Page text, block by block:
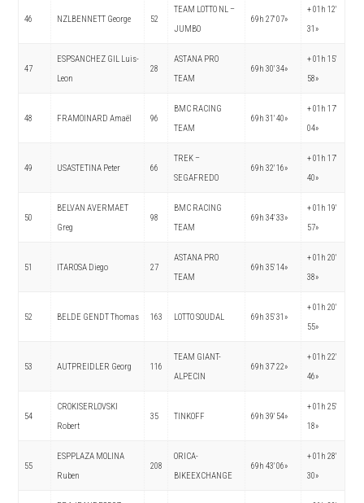
46 NZLBENNETT George 52
TEAM LOTTO NL –
JUMBO
69h 27′ 07»
+ 01h 12′
31»
47
ESPSANCHEZ GIL Luis-
Leon
28
ASTANA PRO
TEAM
69h 30′ 34»
+ 01h 15′
58»
48 FRAMOINARD Amaël 96
BMC RACING
TEAM
69h 31′ 40»
+ 01h 17′
04»
49 USASTETINA Peter 66
TREK –
SEGAFREDO
69h 32′ 16»
+ 01h 17′
40»
50
BELVAN AVERMAET
Greg
98
BMC RACING
TEAM
69h 34′ 33»
+ 01h 19′
57»
51 ITAROSA Diego 27
ASTANA PRO
TEAM
69h 35′ 14»
+ 01h 20′
38»
52 BELDE GENDT Thomas 163 LOTTO SOUDAL 69h 35′ 31»
+ 01h 20′
55»
53 AUTPREIDLER Georg 116
TEAM GIANT-
ALPECIN
69h 37′ 22»
+ 01h 22′
46»
54
CROKISERLOVSKI
Robert
35 TINKOFF 69h 39′ 54»
+ 01h 25′
18»
55
ESPPLAZA MOLINA
Ruben
208
ORICA-
BIKEEXCHANGE
69h 43′ 06»
+ 01h 28′
30»